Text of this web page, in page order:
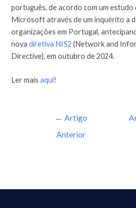
português, de acordo com um estudo
Microsoft através de um inquérito a
organizações em Portugal,
novadiretiva NIS2 (Network and
Directive), em outubro de 2024.
Ler maisaqui!
← Artigo
Anterior